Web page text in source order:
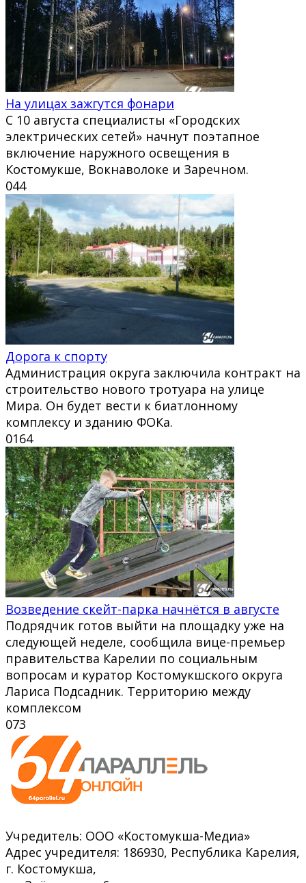
На улицах зажгутся фонари
С 10 августа специалисты «Городских
электрических сетей» начнут поэтапное
включение наружного освещения в
Костомукше, Вокнаволоке и Заречном.
044
Дорога к спорту
Администрация округа заключила контракт на
строительство нового тротуара на улице
Мира. Он будет вести к биатлонному
комплексу и зданию ФОКа.
0164
Возведение скейт-парка начнётся в августе
Подрядчик готов выйти на площадку уже на
следующей неделе, сообщила вице-премьер
правительства Карелии по социальным
вопросам и куратор Костомукшского округа
Лариса Подсадник. Территорию между
комплексом
073
Учредитель: ООО «Костомукша-Медиа»
Адрес учредителя: 186930, Республика Карелия,
г. Костомукша,